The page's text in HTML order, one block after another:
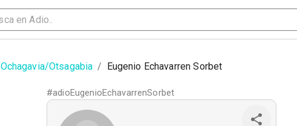
Ochagavia/Otsagabia / Eugenio Echavarren Sorbet
#adioEugenioEchavarrenSorbet